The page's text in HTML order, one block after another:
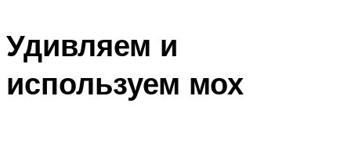
Удивляем и
используем мох